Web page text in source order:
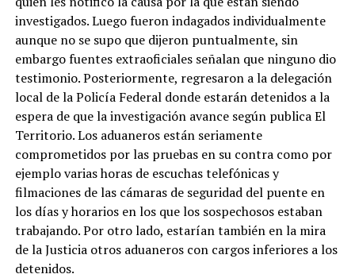
investigados. Luego fueron indagados individualmente
aunque no se supo que dijeron puntualmente, sin
embargo fuentes extraoficiales señalan que ninguno dio
testimonio. Posteriormente, regresaron a la delegación
local de la Policía Federal donde estarán detenidos a la
espera de que la investigación avance según publica El
Territorio. Los aduaneros están seriamente
comprometidos por las pruebas en su contra como por
ejemplo varias horas de escuchas telefónicas y
filmaciones de las cámaras de seguridad del puente en
los días y horarios en los que los sospechosos estaban
trabajando. Por otro lado, estarían también en la mira
de la Justicia otros aduaneros con cargos inferiores a los
detenidos.